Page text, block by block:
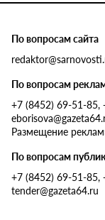
По вопросам сайта
По вопросам
+7 (8452) 69-51-85,
Размещение
По вопросам
+7 (8452) 69-51-85,
tender@gazeta64.ru